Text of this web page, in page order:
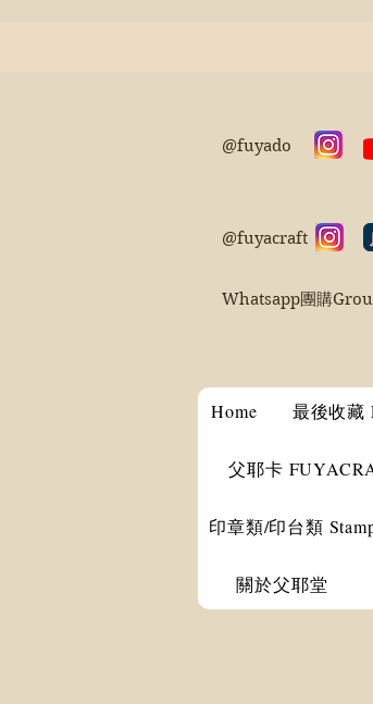
@fuyado
@fuyacraft
Whatsapp團購
Home 最後收藏
父耶卡
印章類/印台類
關於父耶堂